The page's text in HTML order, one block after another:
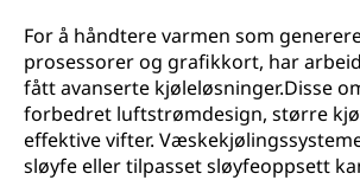
For å håndtere varmen som
prosessorer og grafikkort, har
fått avanserte kjøleløsninger.Disse
forbedret luftstrømdesign, større
effektive vifter.
sløyfe eller tilpasset sløyfeoppsett